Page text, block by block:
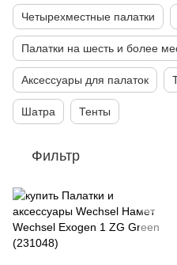
Четырехместные палатки
Палатки на шесть и более
Аксессуары для палаток
Шатра Тенты
Фильтр